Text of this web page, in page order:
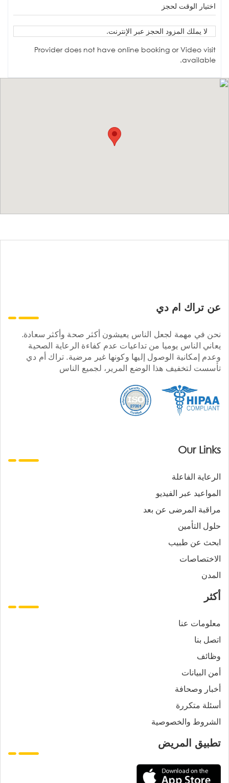
اختيار الوقت لحجز
لا يملك المزود الحجز عبر الإنترنت.
Provider does not have online booking or Video visit
available.
عن تراك ام دي
نحن في مهمة لجعل الناس يعيشون أكثر صحة وأكثر سعادة.
يعاني الناس يوميا من تداعيات عدم كفاءة الرعاية الصحية
وعدم إمكانية الوصول إليها وكونها غير مرضية. تراك أم دي
تأسست لتخفيف هذا الوضع المرير، لجميع الناس
Our Links
الرعاية الفاعلة
المواعيد عبر الفيديو
مراقبة المرضى عن بعد
حلول التأمين
ابحث عن طبيب
الاختصاصات
المدن
أكثر
معلومات عنا
اتصل بنا
وظائف
أمن البيانات
أخبار وصحافة
أسئلة متكررة
الشروط والخصوصية
تطبيق المريض